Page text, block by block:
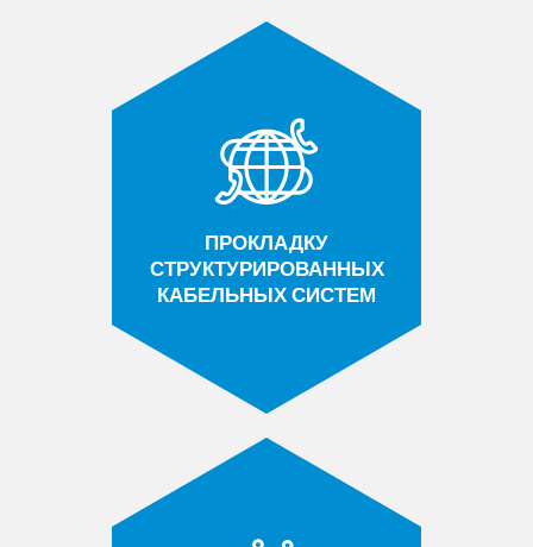
ПРОКЛАДКУ
СТРУКТУРИРОВАННЫХ
КАБЕЛЬНЫХ СИСТЕМ